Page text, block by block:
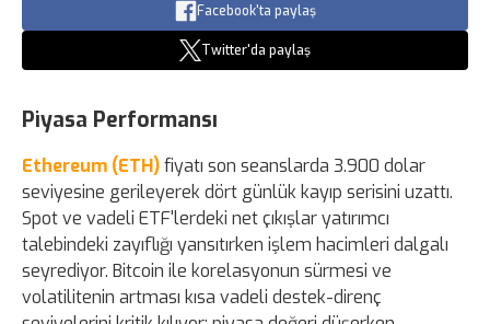
Facebook'ta paylaş
Twitter'da paylaş
Piyasa Performansı
Ethereum (ETH)fiyatı son seanslarda 3.900 dolar
seviyesine gerileyerek dört günlük kayıp serisini uzattı.
Spot ve vadeli ETF'lerdeki net çıkışlar yatırımcı
talebindeki zayıflığı yansıtırken işlem hacimleri dalgalı
seyrediyor. Bitcoin ile korelasyonun sürmesi ve
volatilitenin artması kısa vadeli destek-direnç